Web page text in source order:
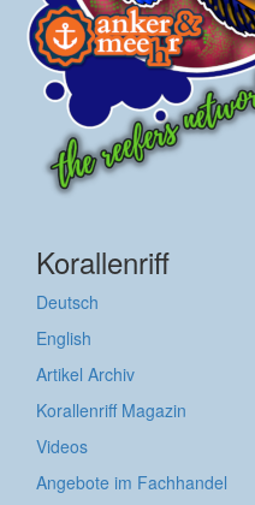
Korallenriff
Deutsch
English
Artikel Archiv
Korallenriff Magazin
Videos
Angebote im Fachhandel